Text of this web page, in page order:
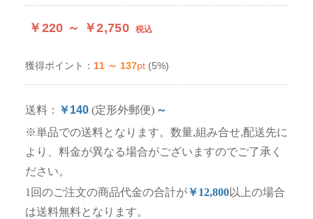
￥220 ～ ￥2,750 税込
獲得ポイント： 11 ～ 137pt (5%)
送料： ￥140 (定形外郵便) ～
※単品での送料となります。数量,組み合せ,配送先に
より、料金が異なる場合がございますのでご了承く
ださい。
1回のご注文の商品代金の合計が￥12,800以上の場合
は送料無料となります。